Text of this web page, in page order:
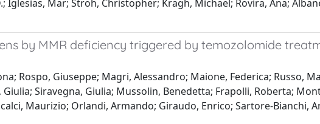
Iglesias, Mar; Stroh, Christopher; Kragh, Michael; Rovira, Ana;
by MMR deficiency triggered by temozolomide
Rospo, Giuseppe; Magri, Alessandro; Maione, Federica; Russo,
Siravegna, Giulia; Mussolin, Benedetta; Frapolli, Roberta;
Maurizio; Orlandi, Armando; Giraudo, Enrico; Sartore-Bianchi,